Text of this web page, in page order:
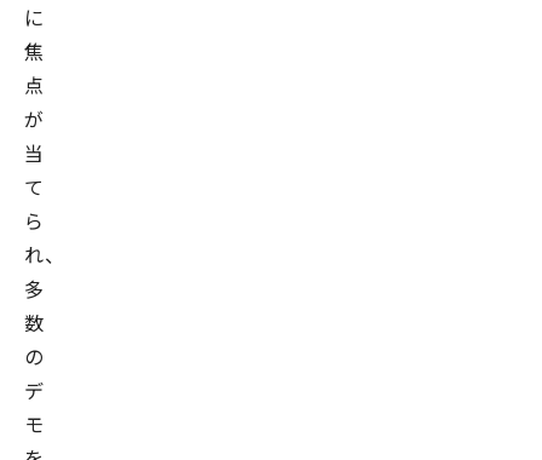
に
焦
点
が
当
て
ら
れ、
多
数
の
デ
モ